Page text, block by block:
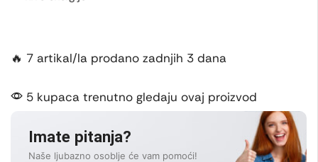
🔥 7 artikal/la prodano zadnjih 3 dana
5 kupaca trenutno gledaju ovaj proizvod
Imate pitanja?
Naše ljubazno osoblje će vam pomoći!